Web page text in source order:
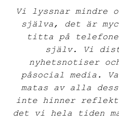
Vi lyssnar mindre
själva, det är
titta på
själv. Vi
nyhetsnotiser
påsocial media.
matas av alla
inte hinner
det vi hela tiden